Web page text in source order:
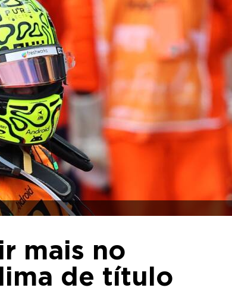
mais no
de título